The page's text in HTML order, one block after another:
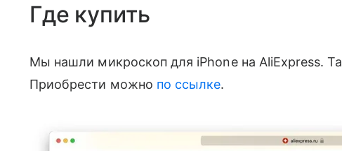
Где купить
Мы нашли микроскоп для iPhone на AliExpress.
Приобрести можно по ссылке.